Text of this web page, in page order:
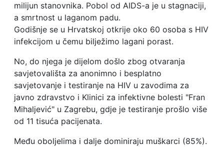
milijun stanovnika. Pobol od AIDS-a je u stagnaciji,
a smrtnost u laganom padu.
Godišnje se u Hrvatskoj otkrije oko 60 osoba s HIV
infekcijom u čemu bilježimo lagani porast.
No, do njega je dijelom došlo zbog otvaranja
savjetovališta za anonimno i besplatno
savjetovanje i testiranje na HIV u zavodima za
javno zdravstvo i Klinici za infektivne bolesti "Fran
Mihaljević" u Zagrebu, gdje je testiranje prošlo više
od 11 tisuća pacijenata.
Među oboljelima i dalje dominiraju muškarci (85%).